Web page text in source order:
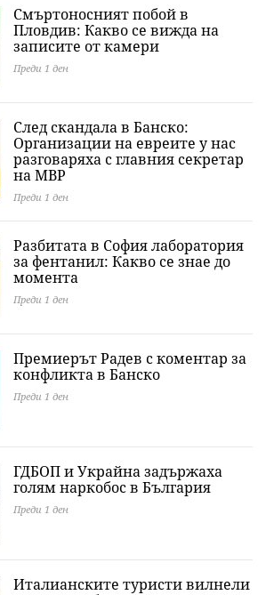
Смъртоносният побой в
Пловдив: Какво се вижда на
записите от камери
Преди 1 ден
След скандала в Банско:
Организации на евреите у нас
разговаряха с главния секретар
на МВР
Преди 1 ден
Разбитата в София лаборатория
за фентанил: Какво се знае до
момента
Преди 1 ден
Премиерът Радев с коментар за
конфликта в Банско
Преди 1 ден
ГДБОП и Украйна задържаха
голям наркобос в България
Преди 1 ден
Италианските туристи вилнели